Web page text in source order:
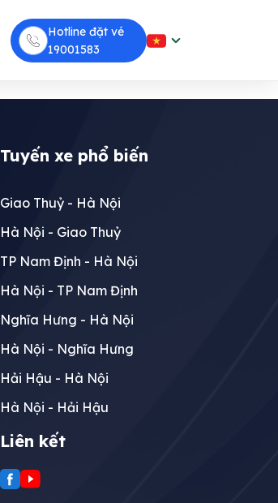
Hotline đặt vé
19001583
Tuyến xe phổ biến
Giao Thuỷ - Hà Nội
Hà Nội - Giao Thuỷ
TP Nam Định - Hà Nội
Hà Nội - TP Nam Định
Nghĩa Hưng - Hà Nội
Hà Nội - Nghĩa Hưng
Hải Hậu - Hà Nội
Hà Nội - Hải Hậu
Liên kết